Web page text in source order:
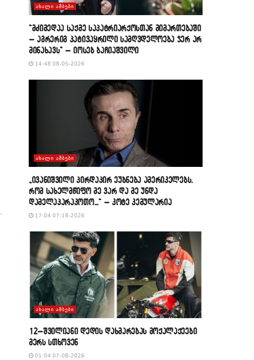
ᲐᲮᲐᲚᲘ ᲐᲛᲑᲔᲑᲘ
“მძიმედაა საქმე საპატრიარქოსთან მიმართებაში
– აგრერიგ პატივაყრილი სამღვდელოება ჯერ არ
მინახავს” – იოსებ ბაჩიაშვილი
14:48 08-05-2026
ᲐᲮᲐᲚᲘ ᲐᲛᲑᲔᲑᲘ
„ივანიშვილი პირდაპირ ეუბნება ამერიკელებს,
რომ სახელმწიფო მე ვარ და მე უნდა
დამელაპარაკოთო…“ – კოტე კემულარია
17:04 07-18-2026
ᲐᲮᲐᲚᲘ ᲐᲛᲑᲔᲑᲘ
12–შვილიანი დედის დახმარებას მოქალაქეები
მერს სთხოვენ
01:04 07-08-2026